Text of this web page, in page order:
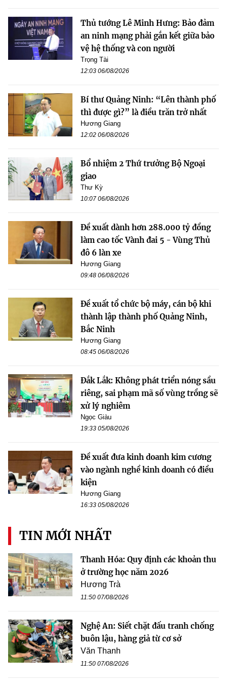
Thủ tướng Lê Minh Hưng: Bảo đảm
an ninh mạng phải gắn kết giữa bảo
vệ hệ thống và con người
Trọng Tài
12:03 06/08/2026
Bí thư Quảng Ninh: “Lên thành phố
thì được gì?” là điều trăn trở nhất
Hương Giang
12:02 06/08/2026
Bổ nhiệm 2 Thứ trưởng Bộ Ngoại
giao
Thư Kỳ
10:07 06/08/2026
Đề xuất dành hơn 288.000 tỷ đồng
làm cao tốc Vành đai 5 - Vùng Thủ
đô 6 làn xe
Hương Giang
09:48 06/08/2026
Đề xuất tổ chức bộ máy, cán bộ khi
thành lập thành phố Quảng Ninh,
Bắc Ninh
Hương Giang
08:45 06/08/2026
Đắk Lắk: Không phát triển nóng sầu
riêng, sai phạm mã số vùng trồng sẽ
xử lý nghiêm
Ngọc Giàu
19:33 05/08/2026
Đề xuất đưa kinh doanh kim cương
vào ngành nghề kinh doanh có điều
kiện
Hương Giang
16:33 05/08/2026
TIN MỚI NHẤT
Thanh Hóa: Quy định các khoản thu
ở trường học năm 2026
Hương Trà
11:50 07/08/2026
Nghệ An: Siết chặt đấu tranh chống
buôn lậu, hàng giả từ cơ sở
Văn Thanh
11:50 07/08/2026